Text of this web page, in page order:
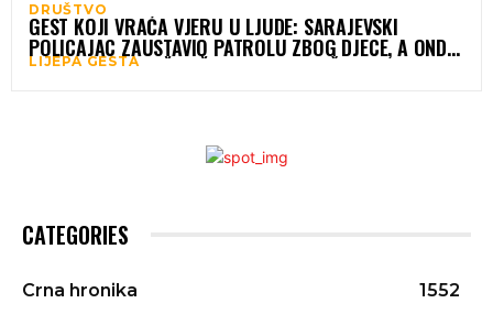
DRUŠTVO
GEST KOJI VRAĆA VJERU U LJUDE: SARAJEVSKI
POLICAJAC ZAUSTAVIO PATROLU ZBOG DJECE, A ONDA
JE USLIJEDILO NEŠTO ŠTO NIKO NIJE OČEKIVAO
LIJEPA GESTA
CATEGORIES
Crna hronika
1552